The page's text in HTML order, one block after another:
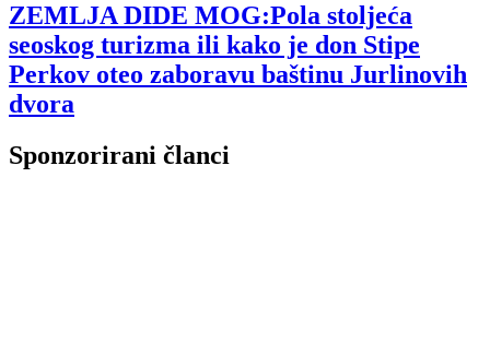
ZEMLJA DIDE MOG:Pola stoljeća
seoskog turizma ili kako je don Stipe
Perkov oteo zaboravu baštinu Jurlinovih
dvora
Sponzorirani članci